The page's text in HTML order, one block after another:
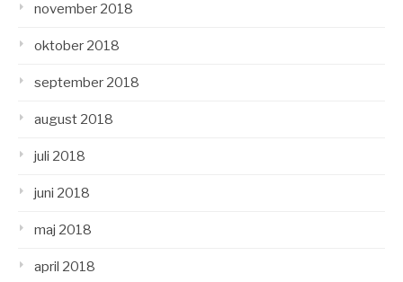
november 2018
oktober 2018
september 2018
august 2018
juli 2018
juni 2018
maj 2018
april 2018